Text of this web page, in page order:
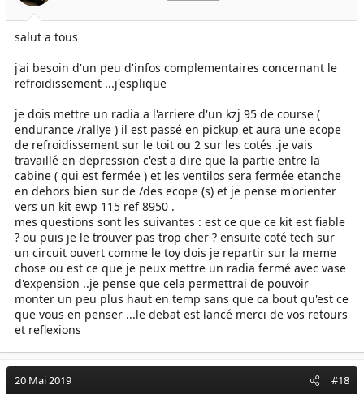
salut a tous
j'ai besoin d'un peu d'infos complementaires concernant le
refroidissement ...j'esplique
je dois mettre un radia a l'arriere d'un kzj 95 de course (
endurance /rallye ) il est passé en pickup et aura une ecope
de refroidissement sur le toit ou 2 sur les cotés .je vais
travaillé en depression c'est a dire que la partie entre la
cabine ( qui est fermée ) et les ventilos sera fermée etanche
en dehors bien sur de /des ecope (s) et je pense m'orienter
vers un kit ewp 115 ref 8950 .
mes questions sont les suivantes : est ce que ce kit est fiable
? ou puis je le trouver pas trop cher ? ensuite coté tech sur
un circuit ouvert comme le toy dois je repartir sur la meme
chose ou est ce que je peux mettre un radia fermé avec vase
d'expension ..je pense que cela permettrai de pouvoir
monter un peu plus haut en temp sans que ca bout qu'est ce
que vous en penser ...le debat est lancé merci de vos retours
et reflexions
20 Mai 2019 #18